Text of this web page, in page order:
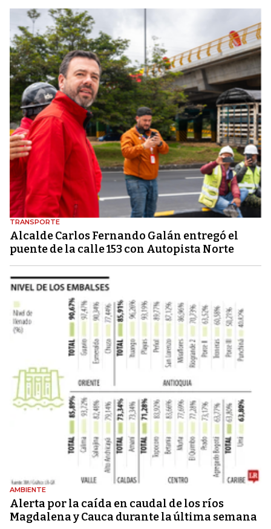
TRANSPORTE
Alcalde Carlos Fernando Galán entregó el
puente de la calle 153 con Autopista Norte
AMBIENTE
Alerta por la caída en caudal de los ríos
Magdalena y Cauca durante la última semana